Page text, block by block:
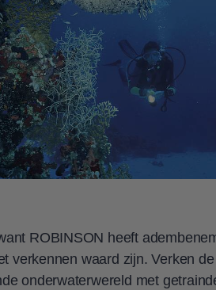
inclusief boottocht.
informatie over de prijzen,
ROBINSON heeft
verkennen waard zijn. Verken
onderwaterwereld met